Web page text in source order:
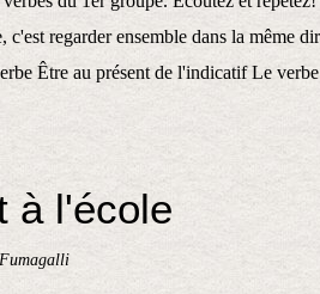
c'est regarder ensemble dans la même
Être au présent de l'indicatif Le
à l'école